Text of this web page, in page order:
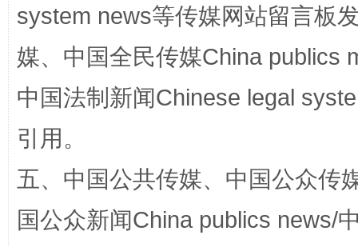
扯下公款旅游的“隐身衣”
system news等传媒网站留言板
媒、中国全民传媒China publics
中国法制新闻Chinese legal
引用。
五、中国公共传媒、中国公众传
国公众新闻China publics news/